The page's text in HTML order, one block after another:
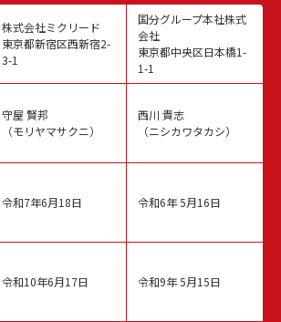
株式会社ミクリード
東京都新宿区西新宿2-
3-1
守屋 賢邦
（モリヤマサクニ）
令和7年6月18日
令和10年6月17日
国分グループ本社株式
会社
東京都中央区日本橋1-
1-1
西川 貴志
（ニシカワタカシ）
令和6年 5月16日
令和9年 5月15日